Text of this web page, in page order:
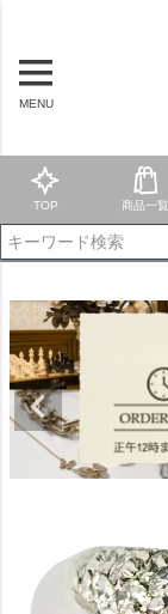
MENU
TOP 商品一覧